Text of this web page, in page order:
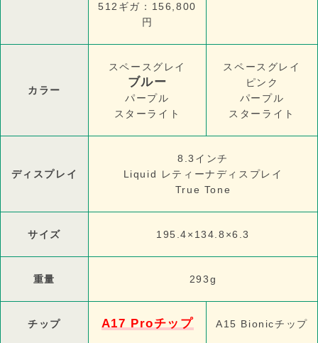
512ギガ：156,800
円
カラー
スペースグレイ
ブルー
パープル
スターライト
スペースグレイ
ピンク
パープル
スターライト
ディスプレイ
8.3インチ
Liquid レティーナディスプレイ
True Tone
サイズ 195.4×134.8×6.3
重量 293g
チップ A17 Proチップ A15 Bionicチップ